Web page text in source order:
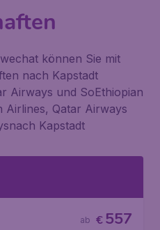
können Sie mit
nach Kapstadt
Airways und SoEthiopian
Airlines, Qatar Airways
Kapstadt
€557
ab